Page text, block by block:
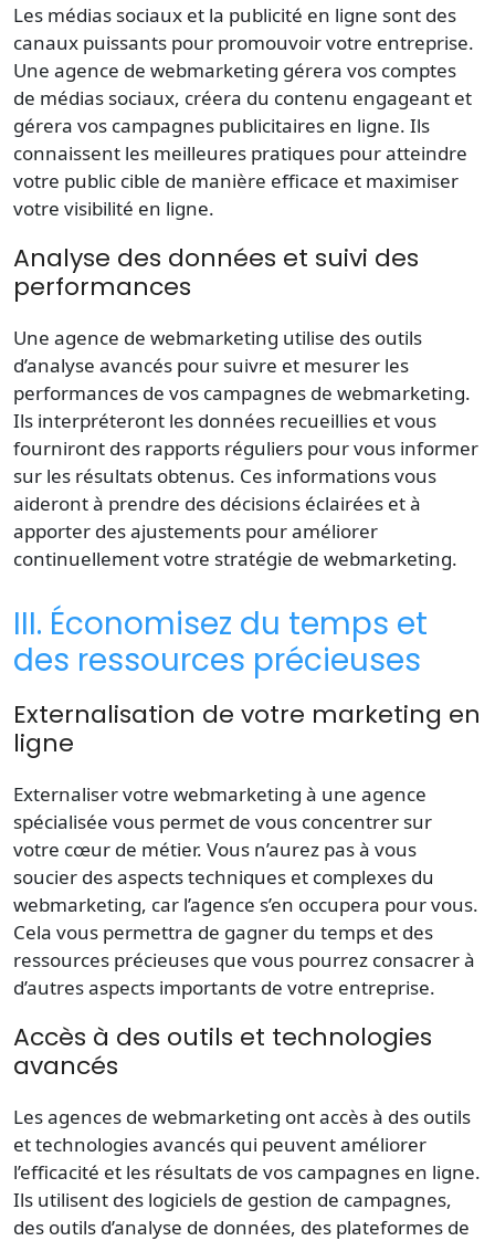
Les médias sociaux et la publicité en ligne sont des
canaux puissants pour promouvoir votre entreprise.
Une agence de webmarketing gérera vos comptes
de médias sociaux, créera du contenu engageant et
gérera vos campagnes publicitaires en ligne. Ils
connaissent les meilleures pratiques pour atteindre
votre public cible de manière efficace et maximiser
votre visibilité en ligne.
Analyse des données et suivi des
performances
Une agence de webmarketing utilise des outils
d’analyse avancés pour suivre et mesurer les
performances de vos campagnes de webmarketing.
Ils interpréteront les données recueillies et vous
fourniront des rapports réguliers pour vous informer
sur les résultats obtenus. Ces informations vous
aideront à prendre des décisions éclairées et à
apporter des ajustements pour améliorer
continuellement votre stratégie de webmarketing.
III. Économisez du temps et
des ressources précieuses
Externalisation de votre marketing en
ligne
Externaliser votre webmarketing à une agence
spécialisée vous permet de vous concentrer sur
votre cœur de métier. Vous n’aurez pas à vous
soucier des aspects techniques et complexes du
webmarketing, car l’agence s’en occupera pour vous.
Cela vous permettra de gagner du temps et des
ressources précieuses que vous pourrez consacrer à
d’autres aspects importants de votre entreprise.
Accès à des outils et technologies
avancés
Les agences de webmarketing ont accès à des outils
et technologies avancés qui peuvent améliorer
l’efficacité et les résultats de vos campagnes en ligne.
Ils utilisent des logiciels de gestion de campagnes,
des outils d’analyse de données, des plateformes de